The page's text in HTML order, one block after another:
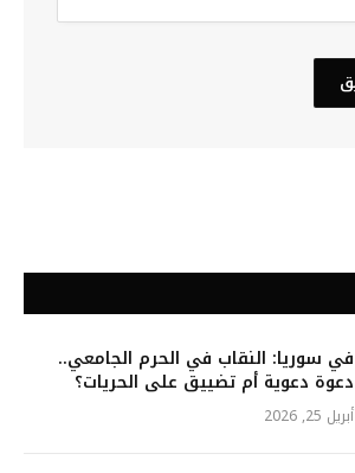
في سوريا: النقاب في الحرم الجامعي..
دعوة دعوية أم تضييق على الحريات؟
أبريل 25, 2026